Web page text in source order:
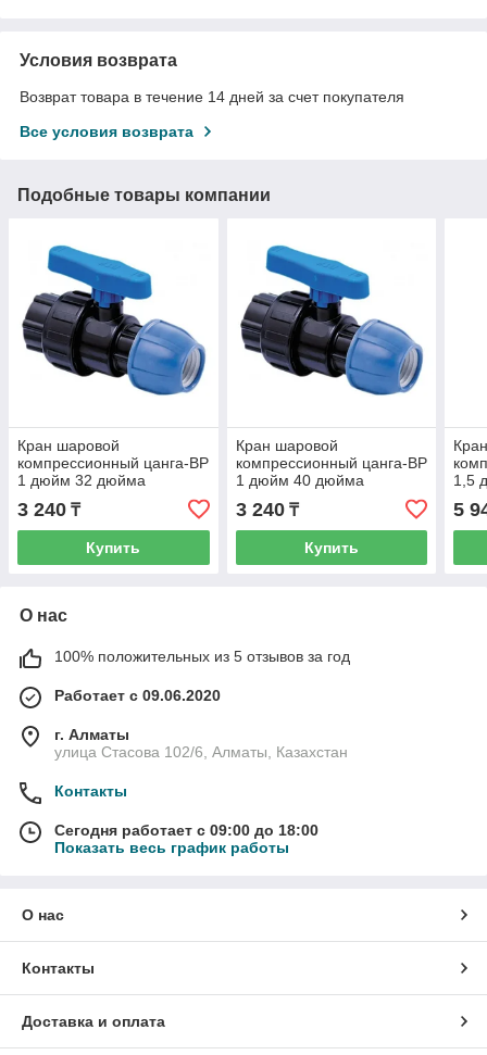
Условия возврата
Возврат товара в течение 14 дней за счет покупателя
Все условия возврата
Подобные товары компании
Кран шаровой
компрессионный цанга-ВР
1 дюйм 32 дюйма
3 240 ₸
Купить
Кран шаровой
компрессионный цанга-ВР
1 дюйм 40 дюйма
3 240₸
Купить
1,5
5
О нас
100% положительных из 5 отзывов за год
Работает с 09.06.2020
г. Алматы
улица Стасова 102/6, Алматы, Казахстан
Контакты
Сегодня работает с 09:00 до 18:00
Показать весь график работы
О нас
Контакты
Доставка и оплата